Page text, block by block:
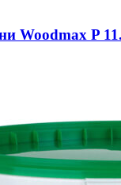
Woodmax P